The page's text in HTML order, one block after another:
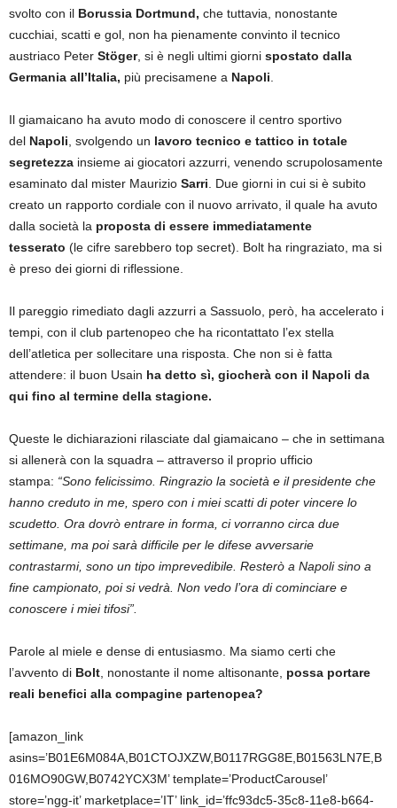
svolto con il Borussia Dortmund, che tuttavia, nonostante
cucchiai, scatti e gol, non ha pienamente convinto il tecnico
austriaco Peter Stöger, si è negli ultimi giorni spostato dalla
Germania all’Italia, più precisamene a Napoli
Il giamaicano ha avuto modo di conoscere il centro sportivo
del Napoli , svolgendo un lavoro tecnico e tattico in totale
segretezza insieme ai giocatori azzurri, venendo scrupolosamente
esaminato dal mister Maurizio Sarri . Due giorni in cui si è subito
creato un rapporto cordiale con il nuovo arrivato, il quale ha avuto
dalla società la proposta di essere immediatamente
tesserato (le cifre sarebbero top secret). Bolt ha ringraziato, ma si
è preso dei giorni di riflessione.
Il pareggio rimediato dagli azzurri a Sassuolo, però, ha accelerato i
tempi, con il club partenopeo che ha ricontattato l’ex stella
dell’atletica per sollecitare una risposta. Che non si è fatta
attendere: il buon Usain ha detto sì, giocherà con il Napoli da
qui fino al termine della stagione.
Queste le dichiarazioni rilasciate dal giamaicano – che in settimana
si allenerà con la squadra – attraverso il proprio ufficio
stampa: “Sono felicissimo. Ringrazio la società e il presidente che
hanno creduto in me, spero con i miei scatti di poter vincere lo
scudetto. Ora dovrò entrare in forma, ci vorranno circa due
settimane, ma poi sarà difficile per le difese avversarie
contrastarmi, sono un tipo imprevedibile. Resterò a Napoli sino a
fine campionato, poi si vedrà. Non vedo l’ora di cominciare e
conoscere i miei tifosi”.
Parole al miele e dense di entusiasmo. Ma siamo certi che
l’avvento di Bolt , nonostante il nome altisonante, possa portare
reali benefici alla compagine partenopea?
[amazon_link
asins=’B01E6M084A,B01CTOJXZW,B0117RGG8E,B01563LN7E,B
016MO90GW,B0742YCX3M’ template=’ProductCarousel’
store=’ngg-it’ marketplace=’IT’ link_id=’ffc93dc5-35c8-11e8-b664-